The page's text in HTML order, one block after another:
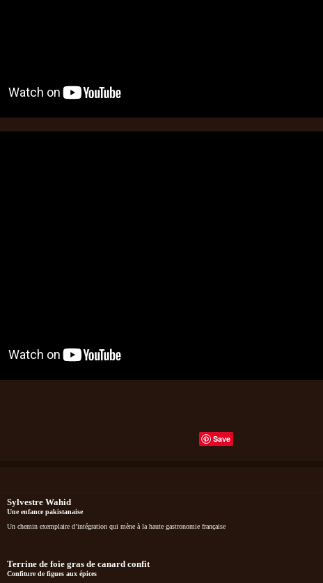
Save
Sylvestre Wahid
Une enfance pakistanaise
Un chemin exemplaire d’intégration qui mène à la haute gastronomie française
Terrine de foie gras de canard confit
Confiture de figues aux épices